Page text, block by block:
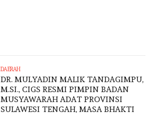
DAERAH
DR. MULYADIN MALIK TANDAGIMPU,
M.SI., CIGS RESMI PIMPIN BADAN
MUSYAWARAH ADAT PROVINSI
SULAWESI TENGAH, MASA BHAKTI